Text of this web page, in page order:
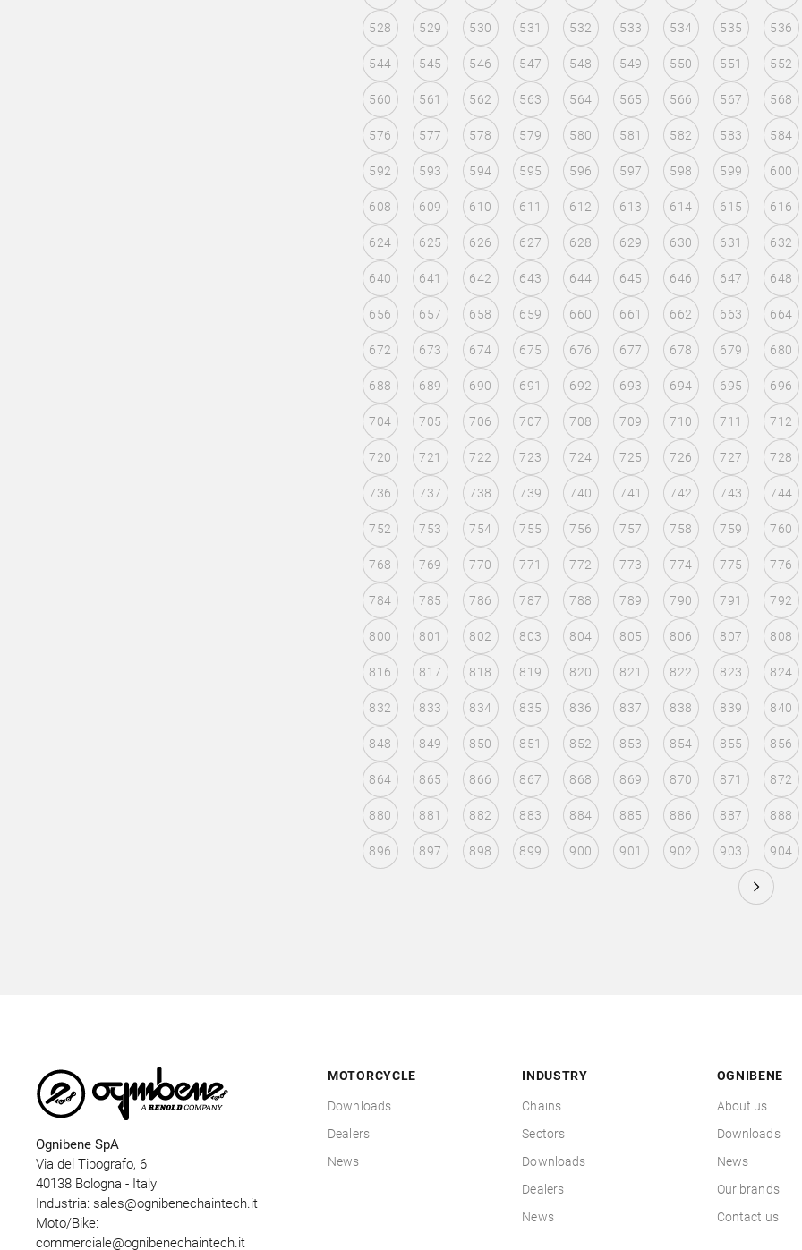
528 529 530 531 532 533 534 535 536
544 545 546 547 548 549 550 551 552
560 561 562 563 564 565 566 567 568
576 577 578 579 580 581 582 583 584
592 593 594 595 596 597 598 599 600
608 609 610 611 612 613 614 615 616
624 625 626 627 628 629 630 631 632
640 641 642 643 644 645 646 647 648
656 657 658 659 660 661 662 663 664
672 673 674 675 676 677 678 679 680
688 689 690 691 692 693 694 695 696
704 705 706 707 708 709 710 711 712
720 721 722 723 724 725 726 727 728
736 737 738 739 740 741 742 743 744
752 753 754 755 756 757 758 759 760
768 769 770 771 772 773 774 775 776
784 785 786 787 788 789 790 791 792
800 801 802 803 804 805 806 807 808
816 817 818 819 820 821 822 823 824
832 833 834 835 836 837 838 839 840
848 849 850 851 852 853 854 855 856
864 865 866 867 868 869 870 871 872
880 881 882 883 884 885 886 887 888
896 897 898 899 900 901 902 903 904
Ognibene SpA
Via del Tipografo, 6
40138 Bologna - Italy
Industria: sales@ognibenechaintech.it
Moto/Bike:
commerciale@ognibenechaintech.it
MOTORCYCLE
Downloads
Dealers
News
INDUSTRY
Chains
Sectors
Downloads
Dealers
News
OGNIBENE
About us
Downloads
News
Our brands
Contact us